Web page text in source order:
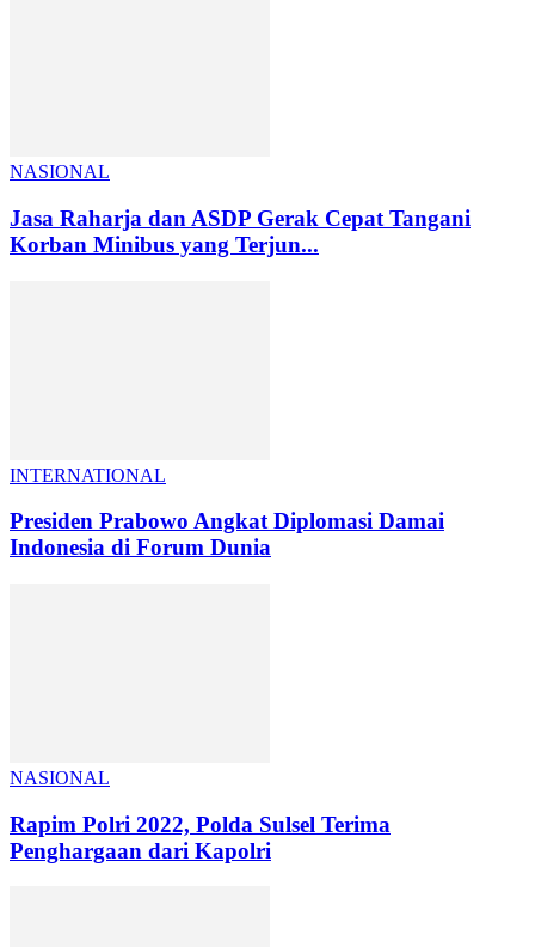
NASIONAL
Jasa Raharja dan ASDP Gerak Cepat Tangani
Korban Minibus yang Terjun...
INTERNATIONAL
Presiden Prabowo Angkat Diplomasi Damai
Indonesia di Forum Dunia
NASIONAL
Rapim Polri 2022, Polda Sulsel Terima
Penghargaan dari Kapolri